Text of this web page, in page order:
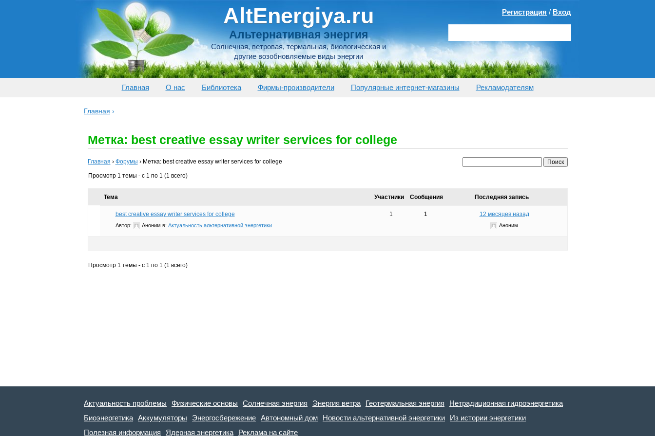
AltEnergiya.ru
Альтернативная энергия
Солнечная, ветровая, термальная, биологическая и
другие возобновляемые виды энергии
Регистрация / Вход
Главная О нас Библиотека Фирмы-производители Популярные интернет-магазины Рекламодателям
Главная ›
Метка: best creative essay writer services for college
Главная › Форумы › Метка: best creative essay writer services for college
Просмотр 1 темы - с 1 по 1 (1 всего)
Тема Участники Сообщения Последняя запись
best creative essay writer services for college
Автор: Аноним в: Актуальность альтернативной энергетики
1 1 12 месяцев назад
Аноним
Просмотр 1 темы - с 1 по 1 (1 всего)
Актуальность проблемы Физические основы Солнечная энергия Энергия ветра Геотермальная энергия
Нетрадиционная гидроэнергетика
Биоэнергетика Аккумуляторы Энергосбережение Автономный дом Новости альтернативной энергетики
Из истории энергетики
Полезная информация
Ядерная энергетика Реклама на сайте